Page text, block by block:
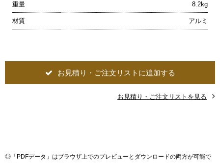
重量 8.2kg
材質 アルミ
お見積り・ご注文リストに追加する
お見積り・ご注文リストを見る
◎ 「PDFデータ」はブラウザ上でのプレビューとダウンロードの両方が可能で